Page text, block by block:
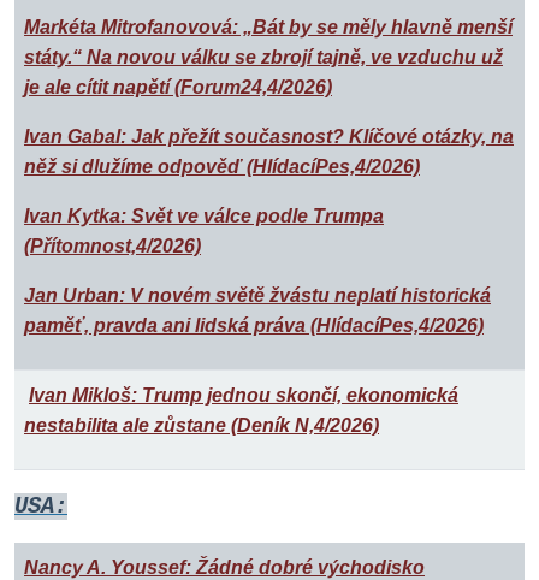
Markéta Mitrofanovová: „Bát by se měly hlavně menší
státy.“ Na novou válku se zbrojí tajně, ve vzduchu už
je ale cítit napětí (Forum24,4/2026)
Ivan Gabal: Jak přežít současnost? Klíčové otázky, na
něž si dlužíme odpověď (HlídacíPes,4/2026)
Ivan Kytka: Svět ve válce podle Trumpa
(Přítomnost,4/2026)
Jan Urban: V novém světě žvástu neplatí historická
paměť, pravda ani lidská práva (HlídacíPes,4/2026)
Ivan Mikloš: Trump jednou skončí, ekonomická
nestabilita ale zůstane (Deník N,4/2026)
USA:
Nancy A. Youssef: Žádné dobré východisko